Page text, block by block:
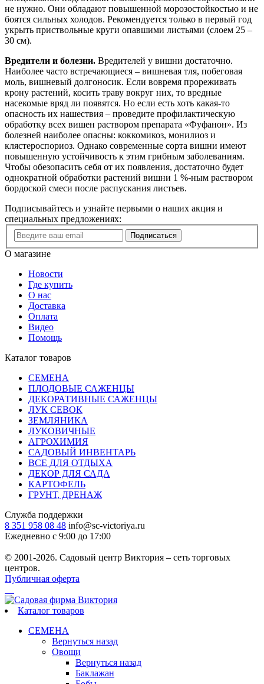
не нужно. Они обладают повышенной морозостойкостью и не
боятся сильных холодов. Рекомендуется только в первый год
укрыть приствольные круги опавшими листьями (слоем 25 –
30 см).
Вредители и болезни. Вредителей у вишни достаточно.
Наиболее часто встречающиеся – вишневая тля, побеговая
моль, вишневый долгоносик. Если вовремя прореживать
крону растений, косить траву вокруг них, то вредные
насекомые вряд ли появятся. Но если есть хоть какая-то
опасность их нашествия – проведите профилактическую
обработку всех вишен раствором препарата «Фуфанон». Из
болезней наиболее опасны: коккомикоз, монилиоз и
клястероспориоз. Однако современные сорта вишни имеют
повышенную устойчивость к этим грибным заболеваниям.
Чтобы обезопасить себя от их появления, достаточно будет
однократной обработки растений вишни 1 %-ным раствором
бордоской смеси после распускания листьев.
Подписывайтесь и узнайте первыми о наших акция и
специальных предложениях:
Подписаться
О магазине
Новости
Где купить
О нас
Доставка
Оплата
Видео
Помощь
Каталог товаров
СЕМЕНА
ПЛОДОВЫЕ САЖЕНЦЫ
ДЕКОРАТИВНЫЕ САЖЕНЦЫ
ЛУК СЕВОК
ЗЕМЛЯНИКА
ЛУКОВИЧНЫЕ
АГРОХИМИЯ
САДОВЫЙ ИНВЕНТАРЬ
ВСЕ ДЛЯ ОТДЫХА
ДЕКОР ДЛЯ САДА
КАРТОФЕЛЬ
ГРУНТ, ДРЕНАЖ
Служба поддержки
8 351 958 08 48 info@sc-victoriya.ru
Ежедневно с 9:00 до 17:00
© 2001-2026. Садовый центр Виктория – сеть торговых
центров.
Публичная оферта
Каталог товаров
СЕМЕНА
Вернуться назад
Овощи
Вернуться назад
Баклажан